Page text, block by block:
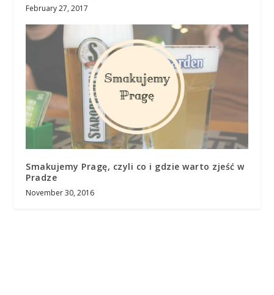
February 27, 2017
Smakujemy Pragę, czyli co i gdzie warto zjeść w
Pradze
November 30, 2016